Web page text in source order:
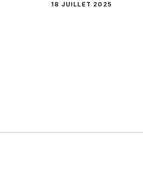
18 JUILLET 2025